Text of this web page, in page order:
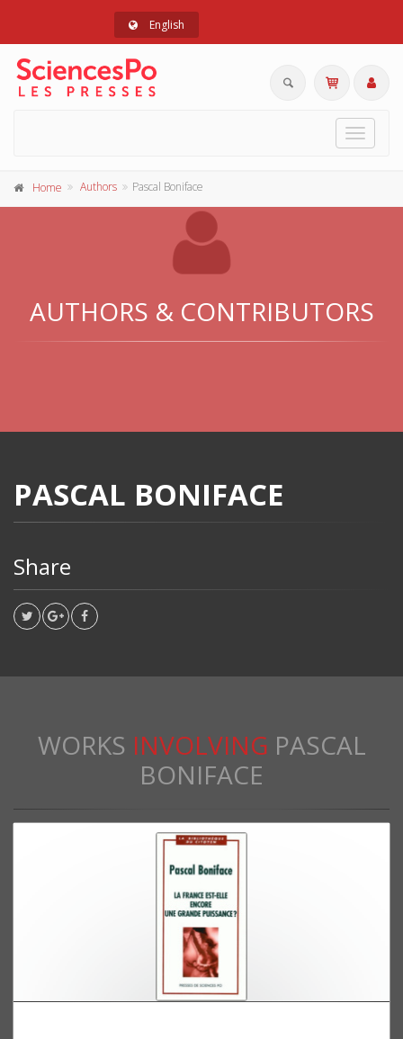
English
Toggle
Home Authors Pascal Boniface
AUTHORS & CONTRIBUTORS
PASCAL BONIFACE
Share
WORKS INVOLVING PASCAL
BONIFACE